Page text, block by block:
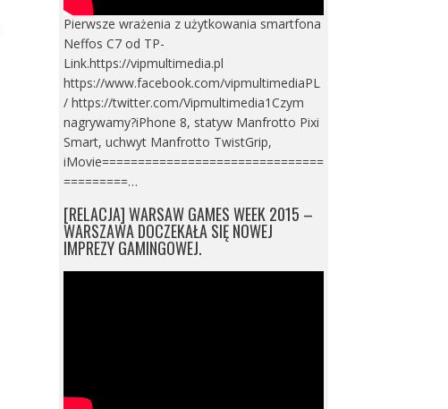
Pierwsze wrażenia z użytkowania smartfona
Neffos C7 od TP-
Link.https://vipmultimedia.pl
https://www.facebook.com/vipmultimediaPL
/ https://twitter.com/Vipmultimedia1Czym
nagrywamy?iPhone 8, statyw Manfrotto Pixi
Smart, uchwyt Manfrotto TwistGrip,
iMovie===============================
=========…
[RELACJA] WARSAW GAMES WEEK 2015 –
WARSZAWA DOCZEKAŁA SIĘ NOWEJ
IMPREZY GAMINGOWEJ.